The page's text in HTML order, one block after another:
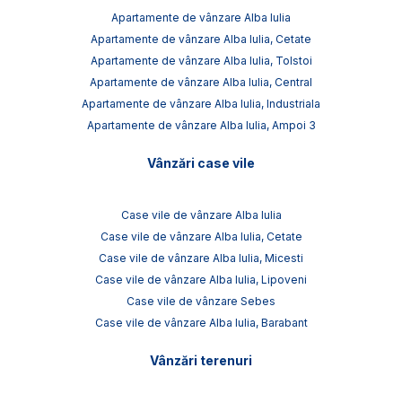
Apartamente de vânzare Alba Iulia
Apartamente de vânzare Alba Iulia, Cetate
Apartamente de vânzare Alba Iulia, Tolstoi
Apartamente de vânzare Alba Iulia, Central
Apartamente de vânzare Alba Iulia, Industriala
Apartamente de vânzare Alba Iulia, Ampoi 3
Vânzări case vile
Case vile de vânzare Alba Iulia
Case vile de vânzare Alba Iulia, Cetate
Case vile de vânzare Alba Iulia, Micesti
Case vile de vânzare Alba Iulia, Lipoveni
Case vile de vânzare Sebes
Case vile de vânzare Alba Iulia, Barabant
Vânzări terenuri